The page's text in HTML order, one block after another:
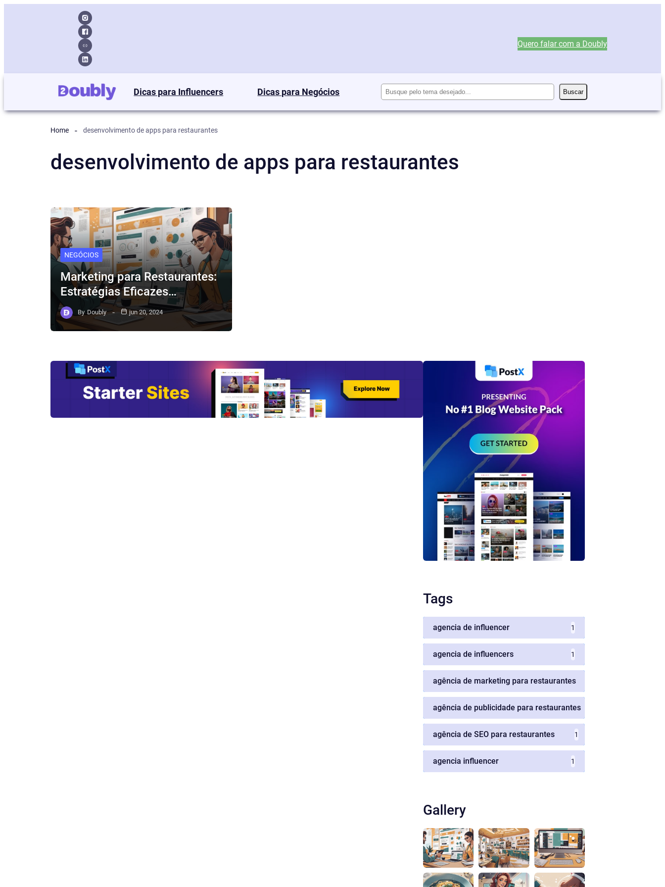
Quero falar com a Doubly
Dicas para Influencers Dicas para Negócios Pesquisar Buscar
Home desenvolvimento de apps para restaurantes
desenvolvimento de apps para restaurantes
NEGÓCIOS
Marketing para Restaurantes:
Estratégias Eficazes…
By Doubly jun 20, 2024
Tags
agencia de influencer 1
agencia de influencers 1
agência de marketing para restaurantes
agência de publicidade para restaurantes
agência de SEO para restaurantes 1
agencia influencer 1
Gallery